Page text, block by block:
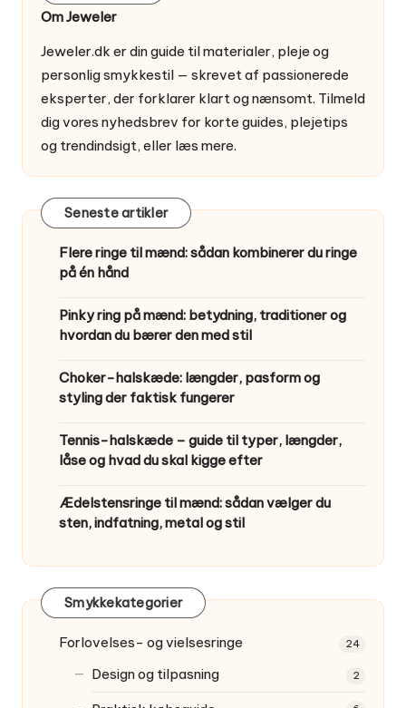
Om Jeweler
Jeweler.dk er din guide til materialer, pleje og
personlig smykkestil — skrevet af passionerede
eksperter, der forklarer klart og nænsomt. Tilmeld
dig vores nyhedsbrev for korte guides, plejetips
og trendindsigt, eller læs mere.
Seneste artikler
Flere ringe til mænd: sådan kombinerer du ringe
på én hånd
Pinky ring på mænd: betydning, traditioner og
hvordan du bærer den med stil
Choker-halskæde: længder, pasform og
styling der faktisk fungerer
Tennis-halskæde – guide til typer, længder,
låse og hvad du skal kigge efter
Ædelstensringe til mænd: sådan vælger du
sten, indfatning, metal og stil
Smykkekategorier
Forlovelses- og vielsesringe 24
Design og tilpasning 2